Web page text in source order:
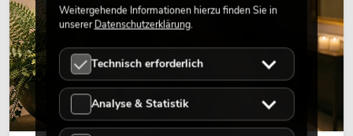
Weitergehende Informationen hierzu finden Sie in
unsererDatenschutzerklärung.
Technisch erforderlich
Analyse & Statistik